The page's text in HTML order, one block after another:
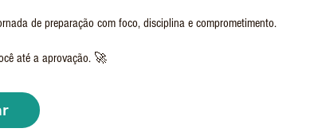
de preparação com foco, disciplina e comprometimento.
até a aprovação. 🚀